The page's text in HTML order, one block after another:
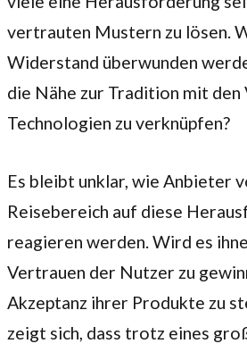
vertrauten Mustern zu lösen.
Widerstand überwunden
die Nähe zur Tradition mit
Technologien zu verknüpfen?
Es bleibt unklar, wie Anbieter
Reisebereich auf diese
reagieren werden. Wird es
Vertrauen der Nutzer zu
Akzeptanz ihrer Produkte zu
zeigt sich, dass trotz eines